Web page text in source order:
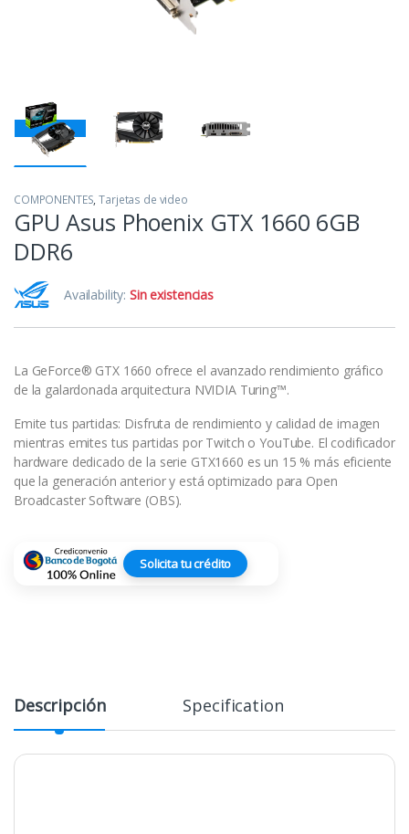
COMPONENTES,Tarjetas de video
GPU Asus Phoenix GTX 1660 6GB
DDR6
Availability:Sin existencias
La GeForce® GTX 1660 ofrece el avanzado rendimiento gráfico
de la galardonada arquitectura NVIDIA Turing™.
Emite tus partidas: Disfruta de rendimiento y calidad de imagen
mientras emites tus partidas por Twitch o YouTube. El codificador
hardware dedicado de la serie GTX1660 es un 15 % más eficiente
que la generación anterior y está optimizado para Open
Broadcaster Software (OBS).
Solicita tu crédito
Descripción Specification